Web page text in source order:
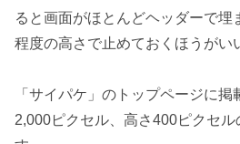
ると画面がほとんどヘッダーで埋
程度の高さで止めておくほうがい
「サイパケ」のトップページに
2,000ピクセル、高さ400ピクセル